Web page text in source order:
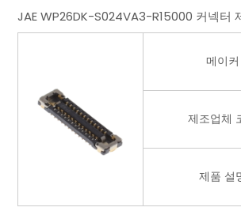
JAE WP26DK-S024VA3-R15000 커넥터
메이커
제조업체
제품 설